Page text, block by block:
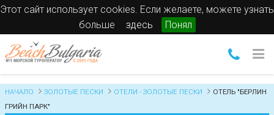
Этот сайт использует cookies. Если желаете, можете узнать
больше
здесь Понял
НАЧАЛО ЗОЛОТЫЕ ПЕСКИ ОТЕЛИ - ЗОЛОТЫЕ ПЕСКИ
ОТЕЛЬ "БЕРЛИН
ГРИЙН ПАРК"